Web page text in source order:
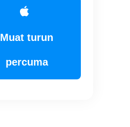
Muat turun
percuma